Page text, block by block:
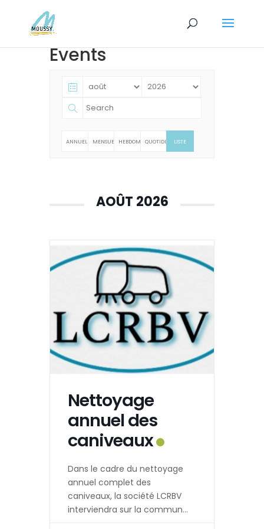
Events
ANNUELLE MENSUELLEHEBDOMADAIREQUOTIDIENNELISTE
AOÛT 2026
Nettoyage
annuel des
caniveaux
Dans le cadre du nettoyage
annuel complet des
caniveaux, la société LCRBV
interviendra sur la commune